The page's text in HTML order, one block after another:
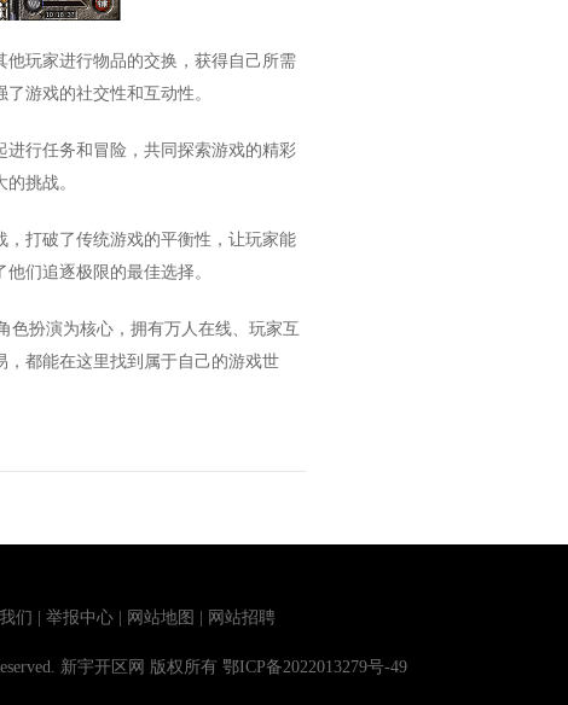
玩家进行物品的交换，获得自己所需
游戏的社交性和互动性。
行任务和冒险，共同探索游戏的精彩
挑战。
打破了传统游戏的平衡性，让玩家能
们追逐极限的最佳选择。
色扮演为核心，拥有万人在线、玩家互
都能在这里找到属于自己的游戏世
们 | 举报中心 | 网站地图 | 网站招聘
新宇开区网 版权所有 鄂ICP备2022013279号-49